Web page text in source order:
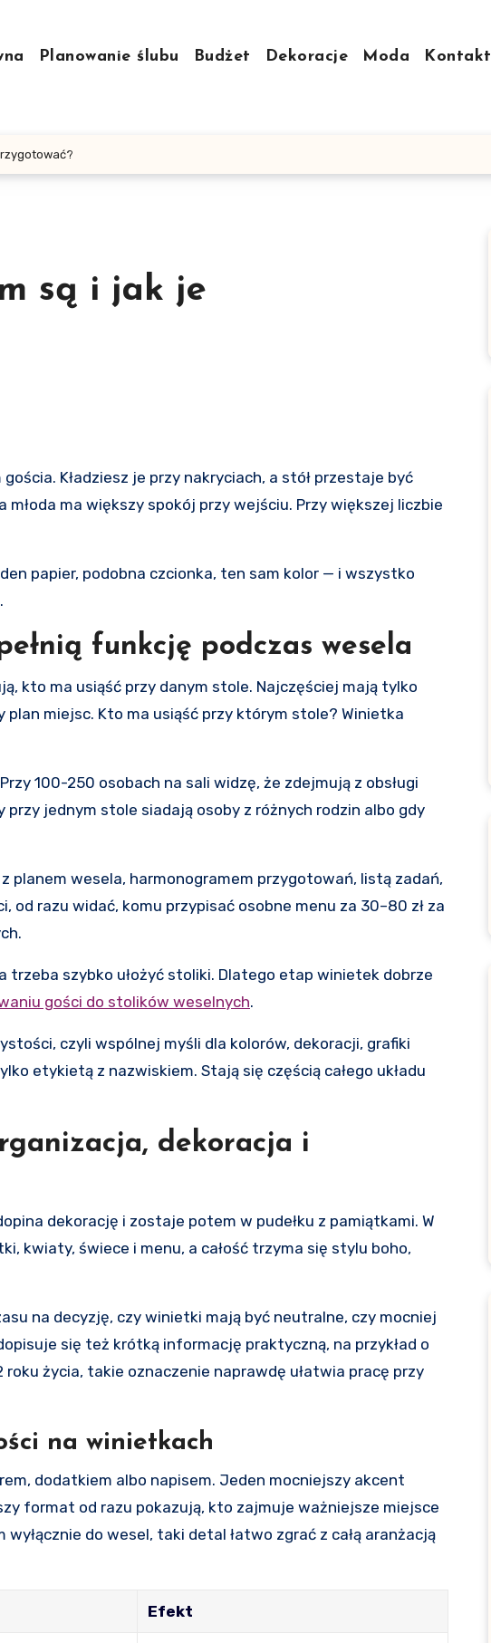
Planowanie ślubu Budżet Dekoracje Moda Kontakt
są i jak je
Kładziesz je przy nakryciach, a stół przestaje być
ma większy spokój przy wejściu. Przy większej liczbie
papier, podobna czcionka, ten sam kolor — i wszystko
funkcję podczas wesela
kto ma usiąść przy danym stole. Najczęściej mają tylko
miejsc. Kto ma usiąść przy którym stole? Winietka
100-250 osobach na sali widzę, że zdejmują z obsługi
jednym stole siadają osoby z różnych rodzin albo gdy
planem wesela, harmonogramem przygotowań, listą zadań,
razu widać, komu przypisać osobne menu za 30–80 zł za
trzeba szybko ułożyć stoliki. Dlatego etap winietek dobrze
gości do stolików weselnych.
czyli wspólnej myśli dla kolorów, dekoracji, grafiki
etykietą z nazwiskiem. Stają się częścią całego układu
dekoracja i
dekorację i zostaje potem w pudełku z pamiątkami. W
kwiaty, świece i menu, a całość trzyma się stylu boho,
na decyzję, czy winietki mają być neutralne, czy mocniej
się też krótką informację praktyczną, na przykład o
życia, takie oznaczenie naprawdę ułatwia pracę przy
na winietkach
dodatkiem albo napisem. Jeden mocniejszy akcent
format od razu pokazują, kto zajmuje ważniejsze miejsce
do wesel, taki detal łatwo zgrać z całą aranżacją
Efekt